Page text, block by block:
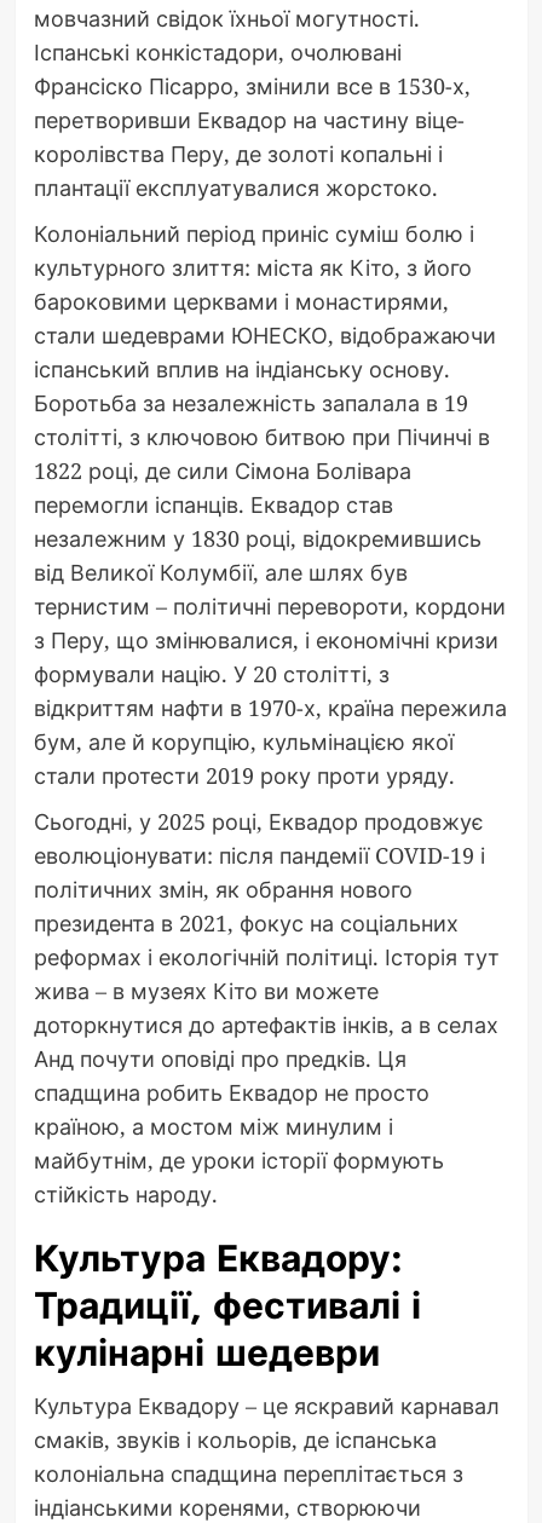
мовчазний свідок їхньої могутності.
Іспанські конкістадори, очолювані
Франсіско Пісарро, змінили все в 1530-х,
перетворивши Еквадор на частину віце-
королівства Перу, де золоті копальні і
плантації експлуатувалися жорстоко.
Колоніальний період приніс суміш болю і
культурного злиття: міста як Кіто, з його
бароковими церквами і монастирями,
стали шедеврами ЮНЕСКО, відображаючи
іспанський вплив на індіанську основу.
Боротьба за незалежність запалала в 19
столітті, з ключовою битвою при Пічинчі в
1822 році, де сили Сімона Болівара
перемогли іспанців. Еквадор став
незалежним у 1830 році, відокремившись
від Великої Колумбії, але шлях був
тернистим – політичні перевороти, кордони
з Перу, що змінювалися, і економічні кризи
формували націю. У 20 столітті, з
відкриттям нафти в 1970-х, країна пережила
бум, але й корупцію, кульмінацією якої
стали протести 2019 року проти уряду.
Сьогодні, у 2025 році, Еквадор продовжує
еволюціонувати: після пандемії COVID-19 і
політичних змін, як обрання нового
президента в 2021, фокус на соціальних
реформах і екологічній політиці. Історія тут
жива – в музеях Кіто ви можете
доторкнутися до артефактів інків, а в селах
Анд почути оповіді про предків. Ця
спадщина робить Еквадор не просто
країною, а мостом між минулим і
майбутнім, де уроки історії формують
стійкість народу.
Культура Еквадору:
Традиції, фестивалі і
кулінарні шедеври
Культура Еквадору – це яскравий карнавал
смаків, звуків і кольорів, де іспанська
колоніальна спадщина переплітається з
індіанськими коренями, створюючи